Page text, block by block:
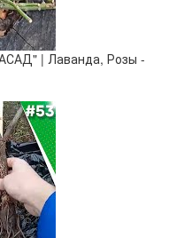
| Лаванда, Розы -